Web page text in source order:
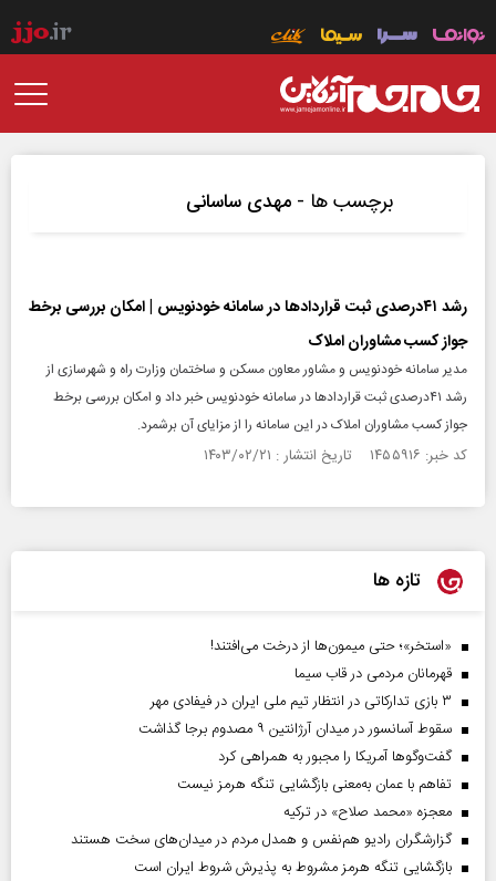
برچسب ها - مهدی ساسانی
رشد ۴۱درصدی ثبت قراردادها در سامانه خودنویس | امکان بررسی برخط
جواز کسب مشاوران املاک
مدیر سامانه خودنویس و مشاور معاون مسکن و ساختمان وزارت راه و شهرسازی از
رشد ۴۱درصدی ثبت قراردادها در سامانه خودنویس خبر داد و امکان بررسی برخط
جواز کسب مشاوران املاک در این سامانه را از مزایای آن برشمرد.
کد خبر: ۱۴۵۵۹۱۶ تاریخ انتشار : ۱۴۰۳/۰۲/۲۱
تازه ها
«استخر»‌‌؛ حتی میمون‌ها از درخت می‌افتند!
قهرمانان مردمی در قاب سیما
۳ بازی تدارکاتی در انتظار تیم ملی ایران در فیفادی مهر
سقوط آسانسور در میدان آرژانتین ۹ مصدوم برجا گذاشت
گفت‌وگوها آمریکا را مجبور به همراهی کرد
تفاهم با عمان به‌معنی بازگشایی تنگه هرمز نیست
معجزه «محمد صلاح» در ترکیه
گزارشگران رادیو هم‌نفس و همدل مردم در میدان‌های سخت هستند
بازگشایی تنگه هرمز مشروط به پذیرش شروط ایران است